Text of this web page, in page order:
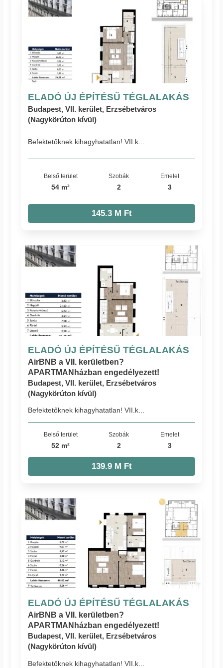
ELADÓ ÚJ ÉPÍTÉSŰ TÉGLALAKÁS
Budapest, VII. kerület, Erzsébetváros
(Nagykörúton kívül)
Befektetőknek kihagyhatatlan! VII.k...
Belső terület
54 m²
Szobák
2
Emelet
3
145.3 M Ft
ELADÓ ÚJ ÉPÍTÉSŰ TÉGLALAKÁS
AirBNB a VII. kerületben?
APARTMANházban engedélyezett!
Budapest, VII. kerület, Erzsébetváros
(Nagykörúton kívül)
Befektetőknek kihagyhatatlan! VII.k...
Belső terület
52 m²
Szobák
2
Emelet
3
139.9 M Ft
ELADÓ ÚJ ÉPÍTÉSŰ TÉGLALAKÁS
AirBNB a VII. kerületben?
APARTMANházban engedélyezett!
Budapest, VII. kerület, Erzsébetváros
(Nagykörúton kívül)
Befektetőknek kihagyhatatlan! VII.k...